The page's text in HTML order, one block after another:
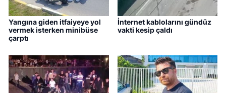
Yangına giden itfaiyeye yol
vermek isterken minibüse
çarptı
İnternet kablolarını gündüz
vakti kesip çaldı